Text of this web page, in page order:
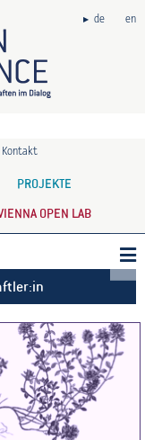
de en
Kontakt
PROJEKTE
OPEN LAB